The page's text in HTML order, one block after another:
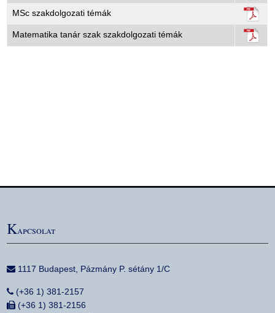
MSc szakdolgozati témák
Matematika tanár szak szakdolgozati témák
Kapcsolat
1117 Budapest, Pázmány P. sétány 1/C
(+36 1) 381-2157
(+36 1) 381-2156